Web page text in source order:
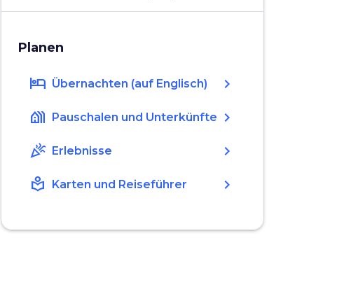
Planen
hotel Übernachten (auf Englisch) chevron_right
holiday_village Pauschalen und Unterkünfte chevron_right
celebration Erlebnisse chevron_right
local_library Karten und Reiseführer chevron_right